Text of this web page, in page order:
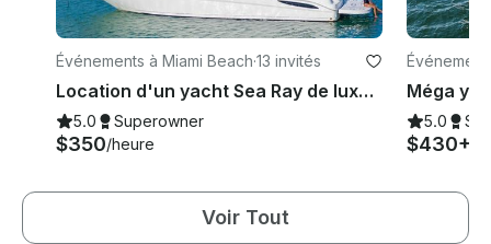
Événements à Miami Beach·13 invités
Location d'un yacht Sea Ray de luxe de 50 pieds à South Beach Miami - Forfaits tout compris
5.0 Superowner
$350/heure
5.0
$430+
Voir Tout